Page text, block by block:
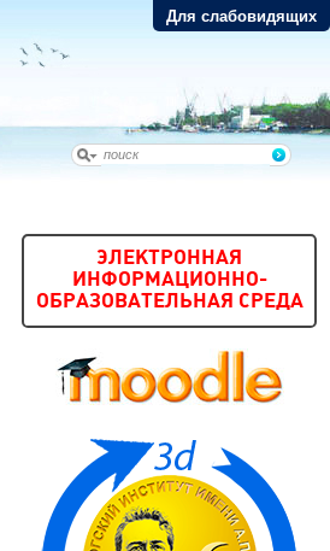
Для слабовидящих
ЭЛЕКТРОННАЯ
ИНФОРМАЦИОННО-
ОБРАЗОВАТЕЛЬНАЯ СРЕДА